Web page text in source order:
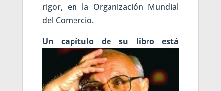
rigor, en la Organización Mundial
del Comercio.
Un capítulo de su libro está